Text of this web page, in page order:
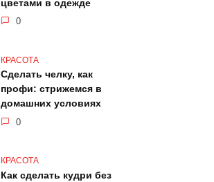
цветами в одежде
0
КРАСОТА
Сделать челку, как
профи: стрижемся в
домашних условиях
0
КРАСОТА
Как сделать кудри без